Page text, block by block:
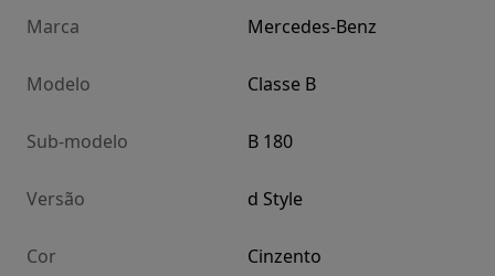
Marca Mercedes-Benz
Modelo Classe B
Sub-modelo B 180
Versão d Style
Cor Cinzento